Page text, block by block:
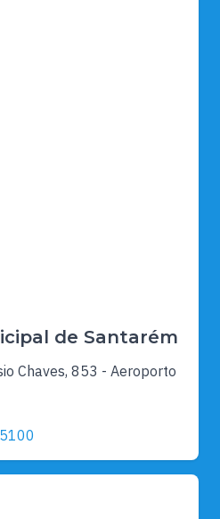
de Santarém
Chaves, 853 - Aeroporto